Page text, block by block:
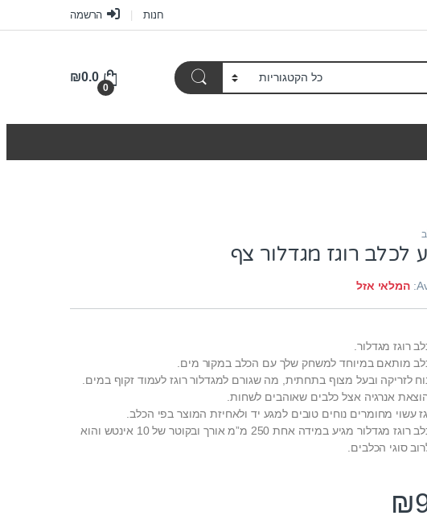
חנות הרשמה
0
₪0.0
לכלב רוגז מגדלור צף
המלאי אזל
רוגז מגדלור.
מותאם במיוחד למשחק שלך עם הכלב במקור מים.
לזריקה ובעל מצוף בתחתית, מה שגורם למגדלור רוגז לעמוד זקוף במים.
אנרגיה אצל כלבים שאוהבים לשחות.
עשוי מחומרים נוחים טובים למגע יד ולאחיזת המוצר בפי הכלב.
צעצוע לכלב רוגז מגדלור מגיע במידה אחת 250 מ”מ אורך ובקוטר של 10 אינטש והוא
סוגי הכלבים.
₪